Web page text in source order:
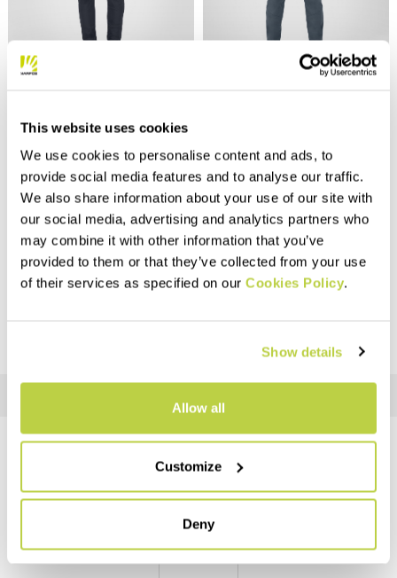
This website uses cookies
We use cookies to personalise content and ads, to
provide social media features and to analyse our traffic.
We also share information about your use of our site with
our social media, advertising and analytics partners who
may combine it with other information that you’ve
provided to them or that they’ve collected from your use
of their services as specified on our Cookies Policy.
Show details
Allow all
Customize
Deny
109,00 CHF
Simple, durable pants,
designed for climbing but also
perfect for hiking. Featuring
DWR treatment, they offer
comfort and breathability.
navigate_before navigate_next
Vergleichen
Leichtes und kühles Top mit
Polygene®-Behandlung, das
ideal bei großer Hitze im
Sommer ist.
navigate_before
Vergleichen
BRAUCHST DU HILFE?
Wenn du Fragen hast oder Unterstützung benötigst,sind wir